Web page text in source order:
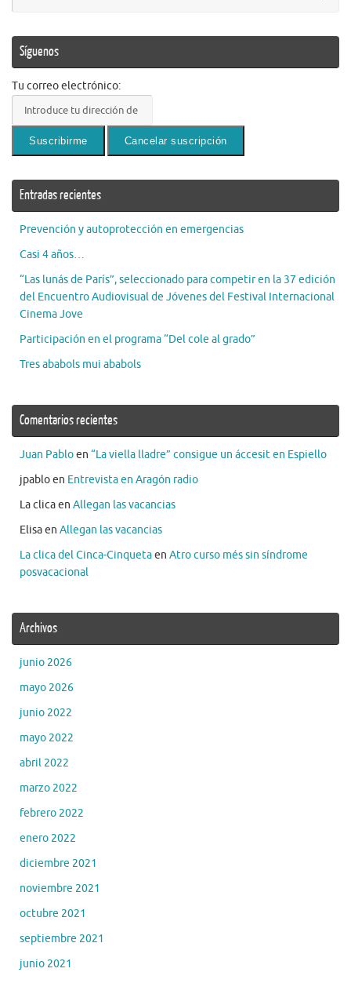
Síguenos
Tu correo electrónico:
Entradas recientes
Prevención y autoprotección en emergencias
Casi 4 años…
“Las lunás de París”, seleccionado para competir en la 37 edición
del Encuentro Audiovisual de Jóvenes del Festival Internacional
Cinema Jove
Participación en el programa “Del cole al grado”
Tres ababols mui ababols
Comentarios recientes
Juan Pabloen “La viella lladre” consigue un áccesit en Espiello
jpabloen Entrevista en Aragón radio
La clicaen Allegan las vacancias
Elisaen Allegan las vacancias
La clica del Cinca-Cinquetaen Atro curso més sin síndrome
posvacacional
Archivos
junio 2026
mayo 2026
junio 2022
mayo 2022
abril 2022
marzo 2022
febrero 2022
enero 2022
diciembre 2021
noviembre 2021
octubre 2021
septiembre 2021
junio 2021